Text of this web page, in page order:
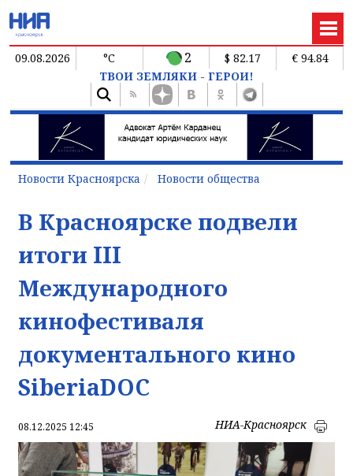
09.08.2026 °C 2 $ 82.17
€ 94.84
ТВОИ ЗЕМЛЯКИ - ГЕРОИ!
Новости Красноярска Новости общества
В Красноярске подвели
итоги III
Международного
кинофестиваля
документального кино
SiberiaDOC
08.12.2025 12:45 НИА-Красноярск